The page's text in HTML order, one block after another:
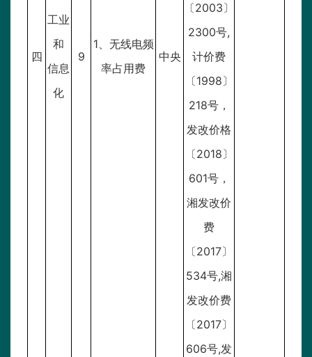
四
工业
和
信息
化
9
1、无线电频
率占用费
中央
〔2003〕
2300号,
计价费
〔1998〕
218号，
发改价格
〔2018〕
601号，
湘发改价
费
〔2017〕
534号,湘
发改价费
〔2017〕
606号,发